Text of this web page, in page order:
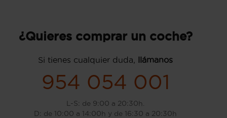
¿Quieres comprar un coche?
Si tienes cualquier duda, llámanos
954 054 001
L-S: de 9:00 a 20:30h.
D: de 10:00 a 14:00h y de 16:30 a 20:30h